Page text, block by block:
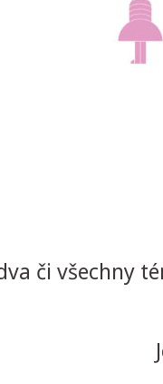
či všechny